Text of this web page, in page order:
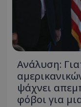
Ανάλυση:
ψάχνει
φόβοι για